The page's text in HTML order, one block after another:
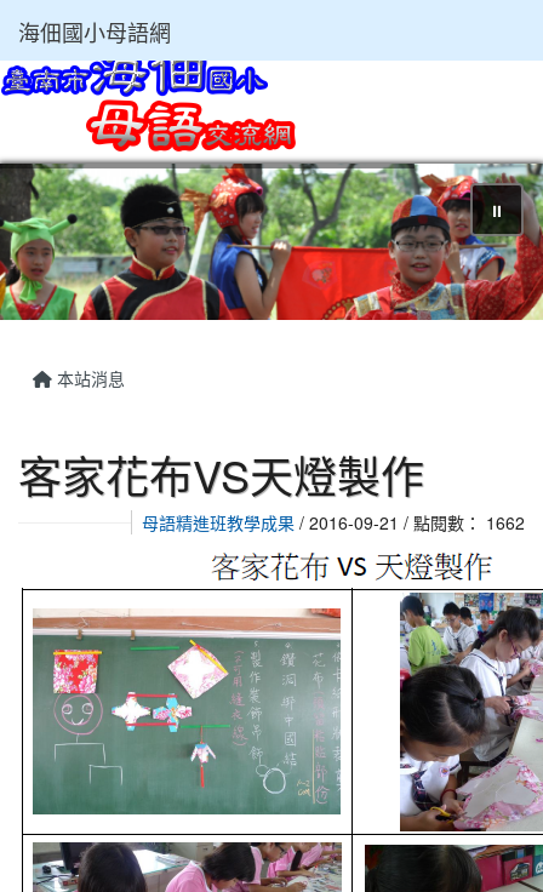
海佃國小母語網
⏸
本站消息
客家花布VS天燈製作
母語精進班教學成果 / 2016-09-21 / 點閱數： 1662